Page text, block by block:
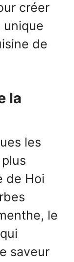
créer
unique
de
la
les
de Hoi
le
saveur